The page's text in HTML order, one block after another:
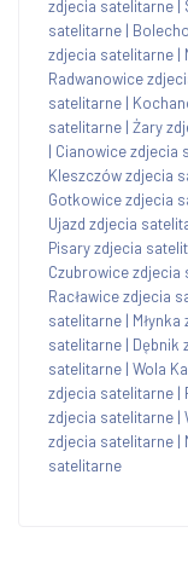
zdjecia satelitarne
satelitarne |
zdjecia satelitarne |
Radwanowice
satelitarne |
satelitarne | Żary
| Cianowice zdjecia
Kleszczów zdjecia
Gotkowice zdjecia
Ujazd zdjecia
Pisary zdjecia
Czubrowice zdjecia
Racławice zdjecia
satelitarne |
satelitarne | Dębnik
satelitarne | Wola
zdjecia satelitarne |
zdjecia satelitarne |
zdjecia satelitarne |
satelitarne